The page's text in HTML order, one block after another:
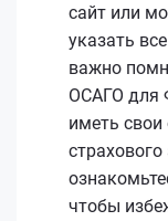
сайт или
указать
важно
ОСАГО для
иметь свои
чтобы